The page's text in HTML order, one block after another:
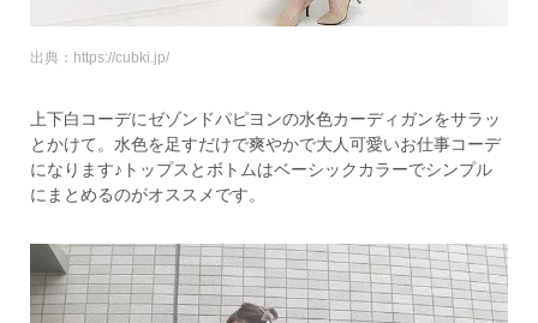
出典：https://cubki.jp/
上下白コーデにゼゾンドパピヨンの水色カーディガンをサラッ
とかけて。水色を足すだけで爽やかで大人可愛いお仕事コーデ
になります♪トップスとボトムはベーシックカラーでシンプル
にまとめるのがオススメです。